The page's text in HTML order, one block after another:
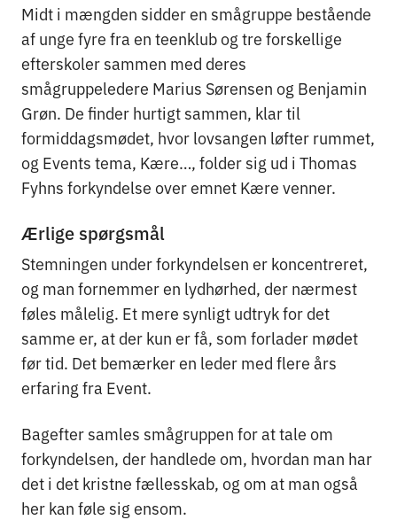
Midt i mængden sidder en smågruppe bestående
af unge fyre fra en teenklub og tre forskellige
efterskoler sammen med deres
smågruppeledere Marius Sørensen og Benjamin
Grøn. De finder hurtigt sammen, klar til
formiddagsmødet, hvor lovsangen løfter rummet,
og Events tema, Kære…, folder sig ud i Thomas
Fyhns forkyndelse over emnet Kære venner.
Ærlige spørgsmål
Stemningen under forkyndelsen er koncentreret,
og man fornemmer en lydhørhed, der nærmest
føles målelig. Et mere synligt udtryk for det
samme er, at der kun er få, som forlader mødet
før tid. Det bemærker en leder med flere års
erfaring fra Event.
Bagefter samles smågruppen for at tale om
forkyndelsen, der handlede om, hvordan man har
det i det kristne fællesskab, og om at man også
her kan føle sig ensom.